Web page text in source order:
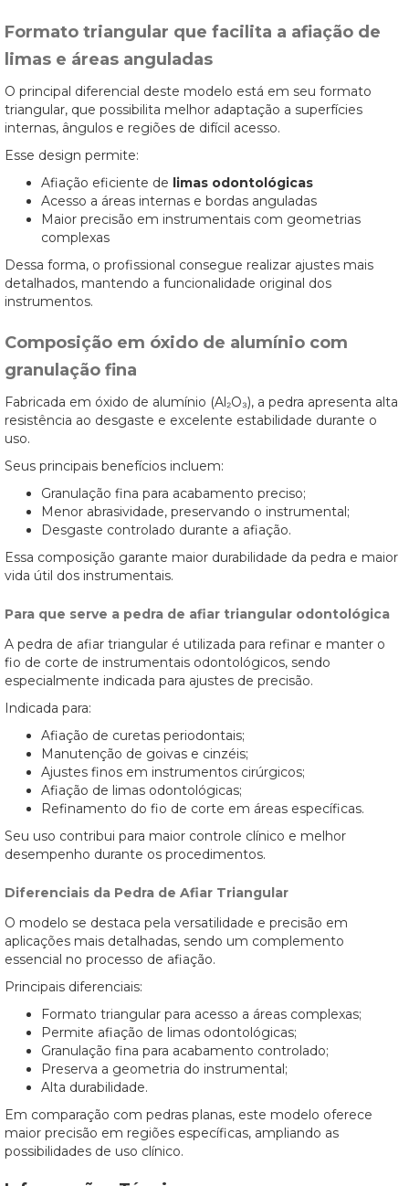
Formato triangular que facilita a afiação de
limas e áreas anguladas
O principal diferencial deste modelo está em seu formato
triangular, que possibilita melhor adaptação a superfícies
internas, ângulos e regiões de difícil acesso.
Esse design permite:
Afiação eficiente de limas odontológicas
Acesso a áreas internas e bordas anguladas
Maior precisão em instrumentais com geometrias
complexas
Dessa forma, o profissional consegue realizar ajustes mais
detalhados, mantendo a funcionalidade original dos
instrumentos.
Composição em óxido de alumínio com
granulação fina
Fabricada em óxido de alumínio (Al₂O₃), a pedra apresenta alta
resistência ao desgaste e excelente estabilidade durante o
uso.
Seus principais benefícios incluem:
Granulação fina para acabamento preciso;
Menor abrasividade, preservando o instrumental;
Desgaste controlado durante a afiação.
Essa composição garante maior durabilidade da pedra e maior
vida útil dos instrumentais.
Para que serve a pedra de afiar triangular odontológica
A pedra de afiar triangular é utilizada para refinar e manter o
fio de corte de instrumentais odontológicos, sendo
especialmente indicada para ajustes de precisão.
Indicada para:
Afiação de curetas periodontais;
Manutenção de goivas e cinzéis;
Ajustes finos em instrumentos cirúrgicos;
Afiação de limas odontológicas;
Refinamento do fio de corte em áreas específicas.
Seu uso contribui para maior controle clínico e melhor
desempenho durante os procedimentos.
Diferenciais da Pedra de Afiar Triangular
O modelo se destaca pela versatilidade e precisão em
aplicações mais detalhadas, sendo um complemento
essencial no processo de afiação.
Principais diferenciais:
Formato triangular para acesso a áreas complexas;
Permite afiação de limas odontológicas;
Granulação fina para acabamento controlado;
Preserva a geometria do instrumental;
Alta durabilidade.
Em comparação com pedras planas, este modelo oferece
maior precisão em regiões específicas, ampliando as
possibilidades de uso clínico.